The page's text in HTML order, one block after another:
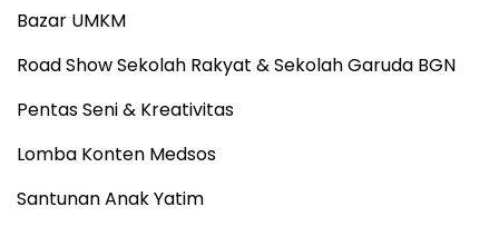
Bazar UMKM
Road Show Sekolah Rakyat & Sekolah Garuda BGN
Pentas Seni & Kreativitas
Lomba Konten Medsos
Santunan Anak Yatim